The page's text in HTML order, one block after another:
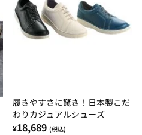
履きやすさに驚き！日本製こだ
わりカジュアルシューズ
¥18,689 (税込)